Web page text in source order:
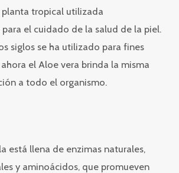
planta tropical utilizada
el cuidado de la salud de la piel.
siglos se ha utilizado para fines
el Aloe vera brinda la misma
a todo el organismo.
está llena de enzimas naturales,
y aminoácidos, que promueven